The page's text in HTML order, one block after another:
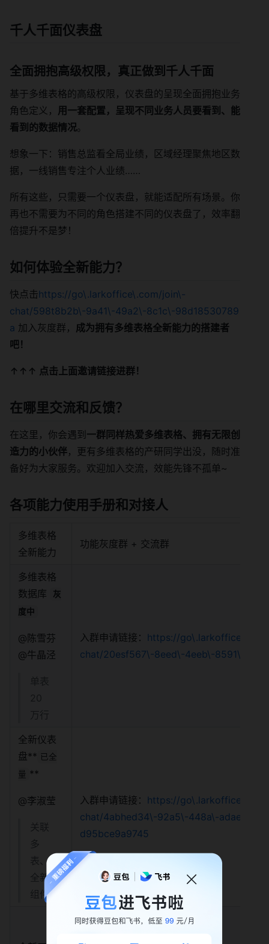
千人千面仪表盘
全面拥抱高级权限，真正做到千人千面
基于多维表格的高级权限，仪表盘的呈现全面拥抱业务
角色定义， 用一套配置，呈现不同业务人员要看到、能
看到的数据情况。
想象一下：销售总监看全局业绩，区域经理聚焦地区数
据，一线销售专注个人业绩……
所有这些，只需要一个仪表盘，就能适配所有场景。你
再也不需要为不同的角色搭建不同的仪表盘了，效率翻
倍提升不是梦！
如何体验全新能力？
快点击https://go\.larkoffice\.com/join\-
chat/598t8b2b\-9a41\-49a2\-8c1c\-98d18530789
a 加入灰度群， 成为拥有多维表格全新能力的搭建者
吧！
↑↑↑ 点击上面邀请链接进群！
在哪里交流和反馈？
在这里，你会遇到 一群同样热爱多维表格、拥有无限创
造力的小伙伴，更有多维表格的产研同学出没，随时准
备好为大家服务。欢迎加入交流，效能先锋不孤单~
各项能力使用手册和对接人
多维表格
全新能力
功能灰度群 + 交流群
多维表格
数据库
灰
度中
@陈雪芬
@牛晶泾
入群申请链接： https://
chat/20esf567\-8eed\-4eeb\-8591\-
全新仪表
盘** 已全
量 **
@李淑莹
关联
多
表、
全新
组件
入群申请链接： https://
chat/4abhed34\-92a5\-448a\-adae\-
d95bce9a9745